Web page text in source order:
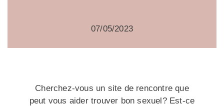
07/05/2023
Cherchez-vous un site de rencontre que
peut vous aider trouver bon sexuel? Est-ce